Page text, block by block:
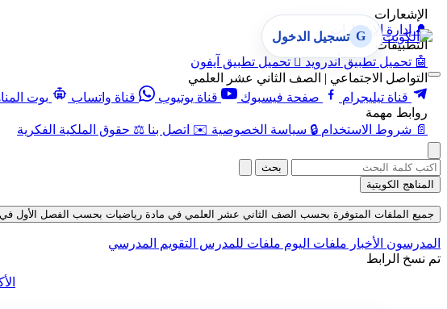
الإشعارات
🔔 إدارة الإشعارات
التطبيقات
🤖 تحميل تطبيق أندرويد  تحميل تطبيق آيفون
التواصل الاجتماعي | الصف الثاني عشر العلمي
قناة تيليجرام
صفحة فيسبوك قناة يوتيوب قناة واتساب
بوت
روابط مهمة
📄 شروط الاستخدام 🔒 سياسة الخصوصية ✉️ اتصل بنا ⚖️ حقوق الملكية الفكرية
G تسجيل الدخول
بحث
المناهج الكويتية
جميع الملفات المتوفرة بحسب الصف الثاني عشر العلمي في مادة رياضيات بحسب الفصل الأول في قسم
المدرسون الأخبار ملفات اليوم ملفات للمدرس التقويم المدرسي
تم نسخ الرابط